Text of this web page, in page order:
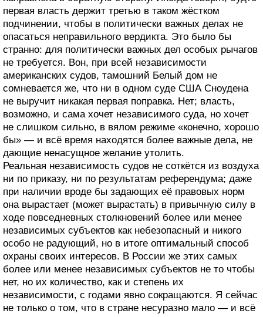
первая власть держит третью в таком жёстком
подчинении, чтобы в политически важных делах не
опасаться неправильного вердикта. Это было бы
странно: для политически важных дел особых рычагов
не требуется. Вон, при всей независимости
американских судов, тамошний Белый дом не
сомневается же, что ни в одном суде США Сноудена
не выручит никакая первая поправка. Нет; власть,
возможно, и сама хочет независимого суда, но хочет
не слишком сильно, в вялом режиме «конечно, хорошо
бы» — и всё время находятся более важные дела, не
дающие ненасущное желание утолить.
Реальная независимость судов не соткётся из воздуха
ни по приказу, ни по результатам референдума; даже
при наличии вроде бы задающих её правовых норм
она вырастает (может вырастать) в привычную силу в
ходе повседневных столкновений более или менее
независимых субъектов как небезопасный и никого
особо не радующий, но в итоге оптимальный способ
охраны своих интересов. В России же этих самых
более или менее независимых субъектов не то чтобы
нет, но их количество, как и степень их
независимости, с годами явно сокращаются. Я сейчас
не только о том, что в стране несуразно мало — и всё